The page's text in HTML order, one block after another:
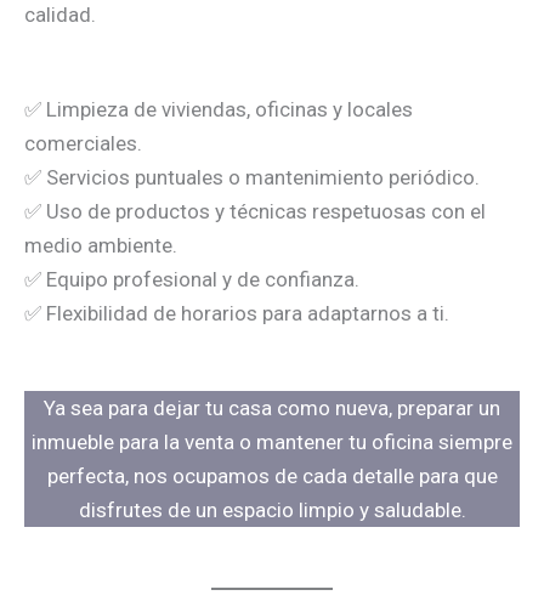
calidad.
✅ Limpieza de viviendas, oficinas y locales
comerciales.
✅ Servicios puntuales o mantenimiento periódico.
✅ Uso de productos y técnicas respetuosas con el
medio ambiente.
✅ Equipo profesional y de confianza.
✅ Flexibilidad de horarios para adaptarnos a ti.
Ya sea para dejar tu casa como nueva, preparar un
inmueble para la venta o mantener tu oficina siempre
perfecta, nos ocupamos de cada detalle para que
disfrutes de un espacio limpio y saludable.